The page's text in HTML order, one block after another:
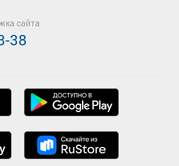
сайта
38